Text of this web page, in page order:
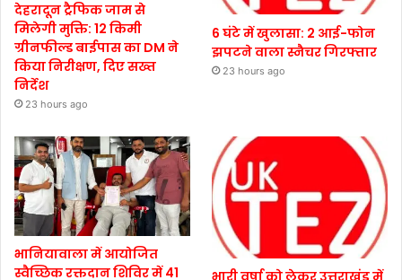
देहरादून ट्रैफिक जाम से
मिलेगी मुक्ति: 12 किमी
ग्रीनफील्ड बाईपास का DM ने
किया निरीक्षण, दिए सख्त
निर्देश
23 hours ago
6 घंटे में खुलासा: 2 आई-फोन
झपटने वाला स्नैचर गिरफ्तार
23 hours ago
भानियावाला में आयोजित
स्वैच्छिक रक्तदान शिविर में 41